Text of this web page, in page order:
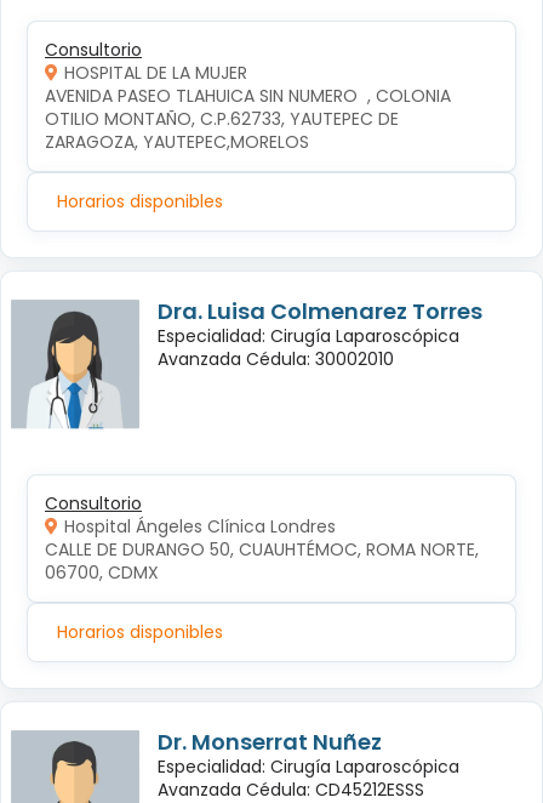
Consultorio
HOSPITAL DE LA MUJER
AVENIDA PASEO TLAHUICA SIN NUMERO  , COLONIA
OTILIO MONTAÑO, C.P.62733, YAUTEPEC DE
ZARAGOZA, YAUTEPEC,MORELOS
Horarios disponibles
Dra. Luisa Colmenarez Torres
Especialidad: Cirugía Laparoscópica
Avanzada Cédula: 30002010
Consultorio
Hospital Ángeles Clínica Londres
CALLE DE DURANGO 50, CUAUHTÉMOC, ROMA NORTE,
06700, CDMX
Horarios disponibles
Dr. Monserrat Nuñez
Especialidad: Cirugía Laparoscópica
Avanzada Cédula: CD45212ESSS